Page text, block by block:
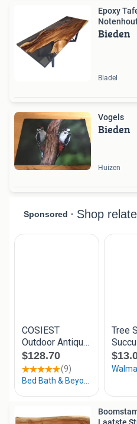
Epoxy
Bieden
Bladel
Vogels
Bieden
Huizen
Laatste